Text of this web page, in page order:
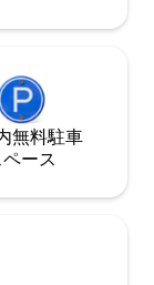
無料駐⁠車
ー⁠ス